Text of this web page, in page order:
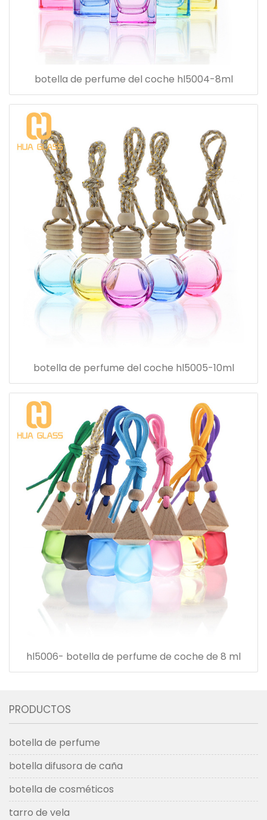
botella de perfume del coche hl5004-8ml
botella de perfume del coche hl5005-10ml
hl5006- botella de perfume de coche de 8 ml
PRODUCTOS
botella de perfume
botella difusora de caña
botella de cosméticos
tarro de vela